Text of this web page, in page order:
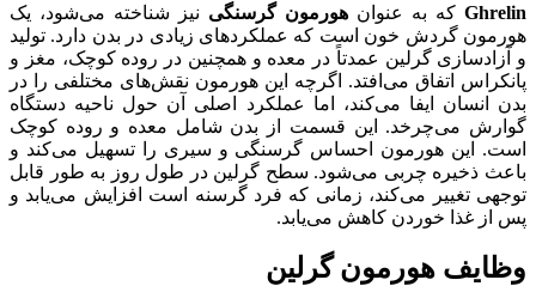
Ghrelin که به عنوان هورمون گرسنگی نیز شناخته می‌شود، یک
هورمون گردش خون است که عملکردهای زیادی در بدن دارد. تولید
و آزادسازی گرلین عمدتاً در معده و همچنین در روده کوچک، مغز و
پانکراس اتفاق می‌افتد. اگرچه این هورمون نقش‌های مختلفی را در
بدن انسان ایفا می‌کند، اما عملکرد اصلی آن حول ناحیه دستگاه
گوارش می‌چرخد. این قسمت از بدن شامل معده و روده کوچک
است. این هورمون احساس گرسنگی و سیری را تسهیل می‌کند و
باعث ذخیره چربی می‌شود. سطح گرلین در طول روز به طور قابل
توجهی تغییر می‌کند، زمانی که فرد گرسنه است افزایش می‌یابد و
پس از غذا خوردن کاهش می‌یابد.
وظایف هورمون گرلین